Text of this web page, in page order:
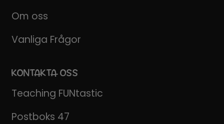
Om oss
Vanliga Frågor
KONTAKTA OSS
Teaching FUNtastic
Postboks 47